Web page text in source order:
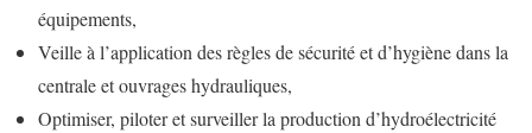
équipements,
Veille à l’application des règles de sécurité et d’hygiène dans la
centrale et ouvrages hydrauliques,
Optimiser, piloter et surveiller la production d’hydroélectricité